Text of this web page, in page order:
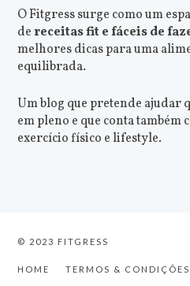
O Fitgress surge como um
dereceitas fit e fáceis de
melhores dicas para uma
equilibrada.
Um blog que pretende ajudar
em pleno e que conta também
exercício físico e lifestyle.
© 2023 FITGRESS
HOME TERMOS & CONDIÇÕES